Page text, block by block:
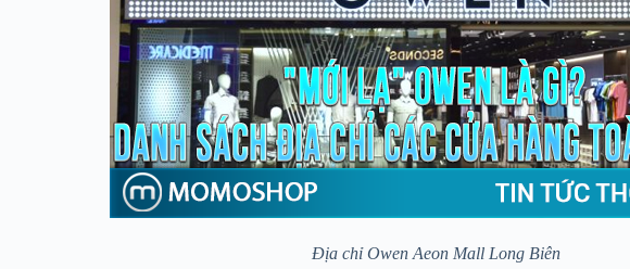
Địa chỉ Owen Aeon Mall Long Biên